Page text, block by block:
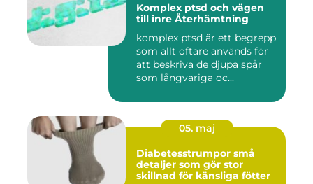
Komplex ptsd och vägen
till inre Återhämtning
komplex ptsd är ett begrepp
som allt oftare används för
att beskriva de djupa spår
som långvariga oc...
05. maj
Diabetesstrumpor små
detaljer som gör stor
skillnad för känsliga fötter